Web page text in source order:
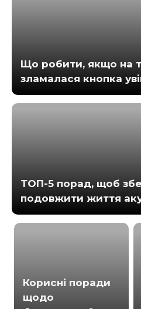
Що робити, якщо на
зламалася кнопка
ТОП-5 порад, щоб
подовжити життя
Корисні поради
щодо